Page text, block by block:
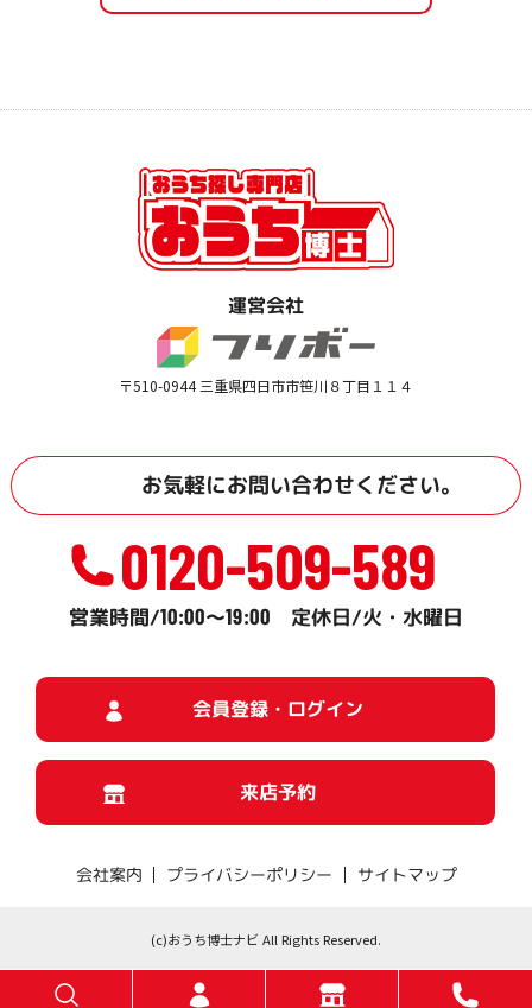
運営会社
〒510-0944 三重県四日市市笹川８丁目１１４
お気軽にお問い合わせください。
0120-509-589
営業時間/10:00～19:00 定休日/火・水曜日
会員登録・ログイン
来店予約
会社案内 プライバシーポリシー サイトマップ
(c)おうち博士ナビ All Rights Reserved.